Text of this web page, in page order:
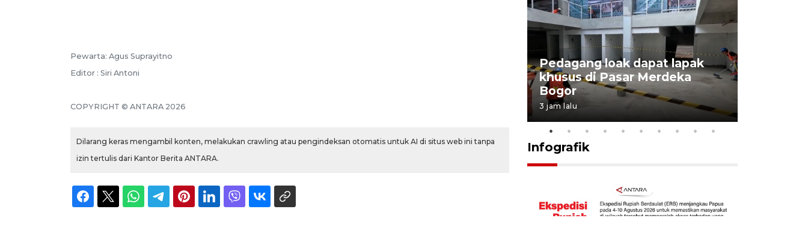
Pewarta: Agus Suprayitno
Editor : Siri Antoni
COPYRIGHT © ANTARA 2026
Dilarang keras mengambil konten, melakukan crawling atau pengindeksan otomatis untuk AI di situs web ini tanpa
izin tertulis dari Kantor Berita ANTARA.
Pedagang loak dapat lapak
khusus di Pasar Merdeka
Bogor
3 jam lalu
Infografik